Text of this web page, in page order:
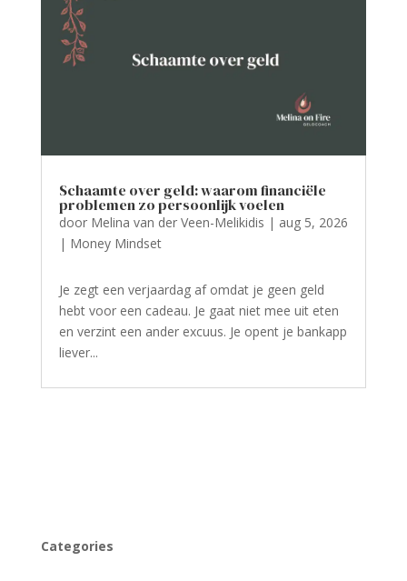
Schaamte over geld: waarom financiële
problemen zo persoonlijk voelen
door Melina van der Veen-Melikidis | aug 5, 2026
| Money Mindset
Je zegt een verjaardag af omdat je geen geld
hebt voor een cadeau. Je gaat niet mee uit eten
en verzint een ander excuus. Je opent je bankapp
liever...
Categories